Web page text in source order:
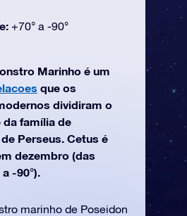
+70° a -90°
Marinho é um
que os
dividiram o
da família de
Perseus. Cetus é
dezembro (das
-90°).
marinho de Poseidon